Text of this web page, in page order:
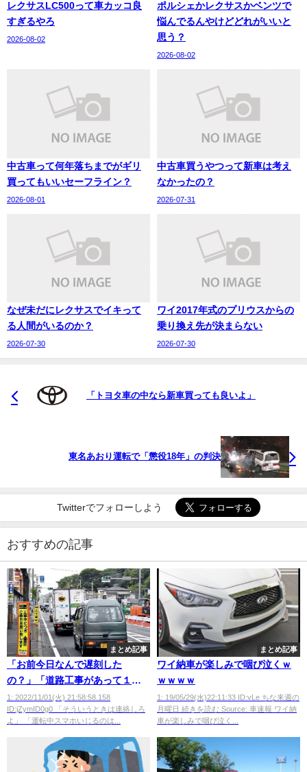
レクサスLC500って車カッコ良
すぎるやろ
2026-08-02
ポルシェかレクサスかベンツで
悩んでるんやけどどれがいいと
思う？
2026-08-02
中古車って何年落ちまでがギリ
買ってもいいセーフライン？
2026-08-01
中古車買うやつって新車は考え
なかったの？
2026-07-31
なぜ未だにレクサスでイキって
る人間がいるのか？
2026-07-30
ワイ2017年式のプリウスからの
乗り換え先が決まらない
2026-07-30
「トヨタ車の中なら新車買っても良いよ」
東名あおり運転で「懲役18年」の判決
Twitterでフォローしよう
おすすめの記事
まとめ記事
「お前今日なんで遅刻した
の？」「道路工事があって１５
分以上遅れが出ました」
1: 2022/11/01(火) 21:58:58.158
ID:jZymID0g0 「そういうときは連絡しろ
よ」 「運転中スマホいじるのは...
まとめ記事
ワイ納車が楽しみで咽び泣くｗ
ｗｗｗｗ
1: 19/05/29(水)22:11:33 ID:vLe ちな来週の
月曜日 続きを読む Source: 車速報 ワイ納
車が楽しみで咽び泣く...